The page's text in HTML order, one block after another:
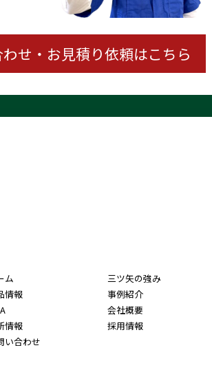
せ・お見積り依頼はこちら
ム
三ツ矢の強み
情報
事例紹介
会社概要
情報
採用情報
い合わせ